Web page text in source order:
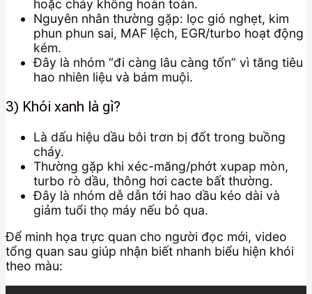
hoặc cháy không hoàn toàn.
Nguyên nhân thường gặp: lọc gió nghẹt, kim
phun phun sai, MAF lệch, EGR/turbo hoạt động
kém.
Đây là nhóm “đi càng lâu càng tốn” vì tăng tiêu
hao nhiên liệu và bám muội.
3) Khói xanh là gì?
Là dấu hiệu dầu bôi trơn bị đốt trong buồng
cháy.
Thường gặp khi xéc-măng/phớt xupap mòn,
turbo rò dầu, thông hơi cacte bất thường.
Đây là nhóm dễ dẫn tới hao dầu kéo dài và
giảm tuổi thọ máy nếu bỏ qua.
Để minh họa trực quan cho người đọc mới, video
tổng quan sau giúp nhận biết nhanh biểu hiện khói
theo màu: